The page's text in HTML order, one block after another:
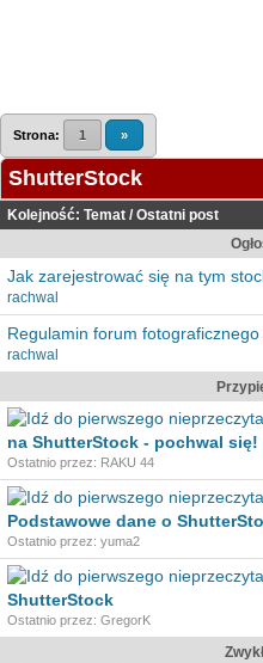
Strona: 1 »
ShutterStock
Kolejność: Temat / Ostatni post
Jak zarejestrować się na tym
rachwal
Regulamin forum
rachwal
na ShutterStock - pochwal się!
Ostatnio przez: RAKU 44
Podstawowe dane o
Ostatnio przez: yuma2
ShutterStock
Ostatnio przez: GregorK